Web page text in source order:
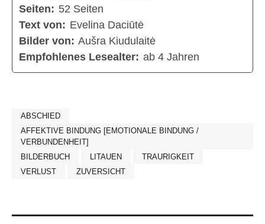
Seiten: 52 Seiten
Text von: Evelina Daciūtė
Bilder von: Aušra Kiudulaitė
Empfohlenes Lesealter: ab 4 Jahren
ABSCHIED
AFFEKTIVE BINDUNG [EMOTIONALE BINDUNG /
VERBUNDENHEIT]
BILDERBUCH
LITAUEN
TRAURIGKEIT
VERLUST
ZUVERSICHT